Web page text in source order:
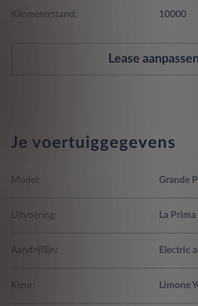
Kilometerstand: 10000
Lease aanpassen
Je voertuiggegevens
Model: Grande
Uitvoering: La Prima
Aandrijflijn: Electric
Kleur: Limone